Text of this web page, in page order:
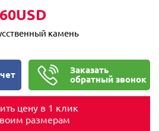
камень
Заказать
обратный звонок
цену в 1 клик
размерам